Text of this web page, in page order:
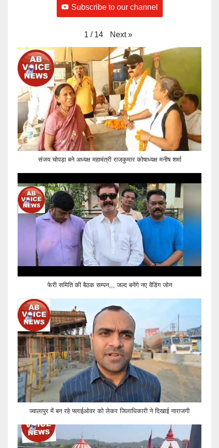
Subscribe to our channel
1 / 14 Next »
संजय चोपड़ा बने अध्यक्ष महामंत्री राजकुमार कोषाध्यक्ष मनीष शर्मा
फेरी समिति की बैठक सम्पन,,, जल्द बनेंगे नए वेंडिंग जोन
ज्वालापुर में बन रहे फ्लाईओवर को लेकर जिलाधिकारी ने दिखाई नाराजगी